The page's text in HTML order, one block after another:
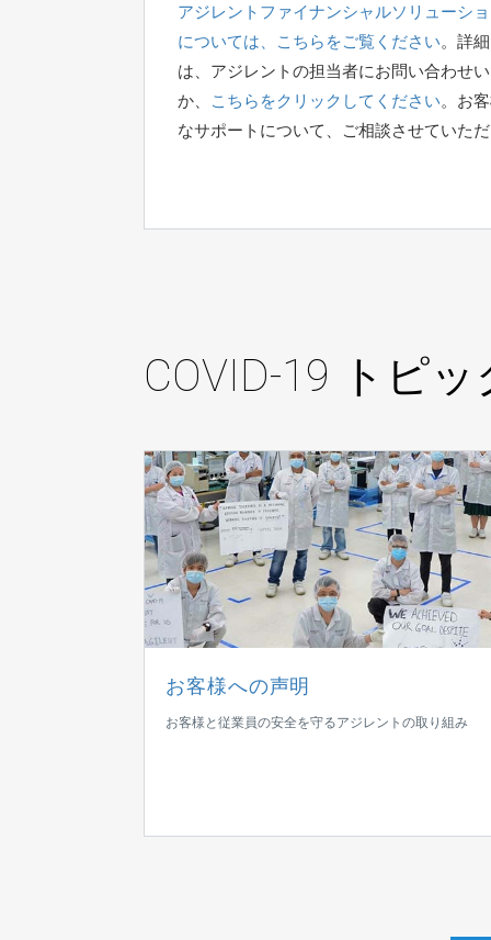
アジレントファイナンシャルソリューシ
については、こちらをご覧ください。詳
は、アジレントの担当者にお問い合わせ
か、
こちらをクリックしてください。お
なサポートについて、ご相談させていた
COVID-19 トピッ
お客様への声明
お客様と従業員の安全を守るアジレントの取り組み